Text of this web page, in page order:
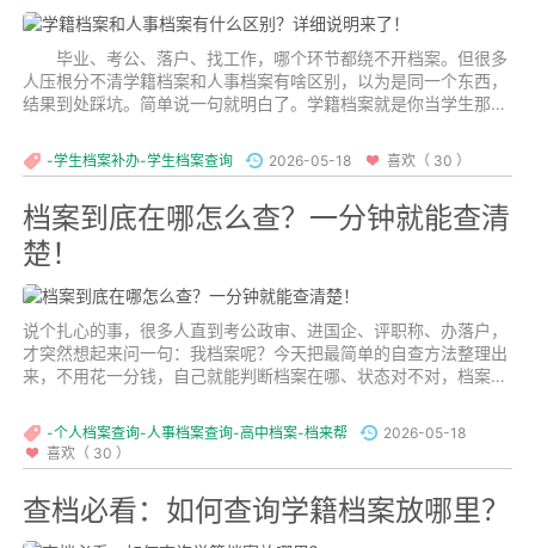
毕业、考公、落户、找工作，哪个环节都绕不开档案。但很多
人压根分不清学籍档案和人事档案有啥区别，以为是同一个东西，
结果到处踩坑。简单说一句就明白了。学籍档案就是你当学生那些
-学生档案补办-学生档案查询 2026-05-18 喜欢（ 30 ）
档案到底在哪怎么查？一分钟就能查清
楚！
说个扎心的事，很多人直到考公政审、进国企、评职称、办落户，
才突然想起来问一句：我档案呢？今天把最简单的自查方法整理出
来，不用花一分钱，自己就能判断档案在哪、状态对不对，档案内
-个人档案查询-人事档案查询-高中档案-档来帮
2026-05-18
喜欢（ 30 ）
查档必看：如何查询学籍档案放哪里？